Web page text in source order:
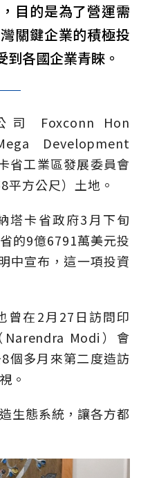
目的是為了營運需
關鍵企業的積極投
到各國企業青睞。
Foxconn Hon
Development
省工業區發展委員會
方公尺）土地。
塔卡省政府3月下旬
的9億6791萬美元投
中宣布，這一項投資
曾在2月27日訪問印
Modi）會
個多月來第二度造訪
。
生態系統，讓各方都